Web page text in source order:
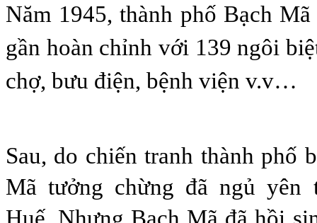
Năm 1945, thành phố Bạch
gần hoàn chỉnh với 139 ngôi
chợ, bưu điện, bệnh viện v.v…
Sau, do chiến tranh thành phố
Mã tưởng chừng đã ngủ yên
Huế. Nhưng Bạch Mã đã hồi